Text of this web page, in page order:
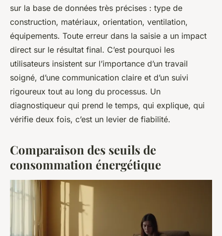
sur la base de données très précises : type de
construction, matériaux, orientation, ventilation,
équipements. Toute erreur dans la saisie a un impact
direct sur le résultat final. C’est pourquoi les
utilisateurs insistent sur l’importance d’un travail
soigné, d’une communication claire et d’un suivi
rigoureux tout au long du processus. Un
diagnostiqueur qui prend le temps, qui explique, qui
vérifie deux fois, c’est un levier de fiabilité.
Comparaison des seuils de
consommation énergétique